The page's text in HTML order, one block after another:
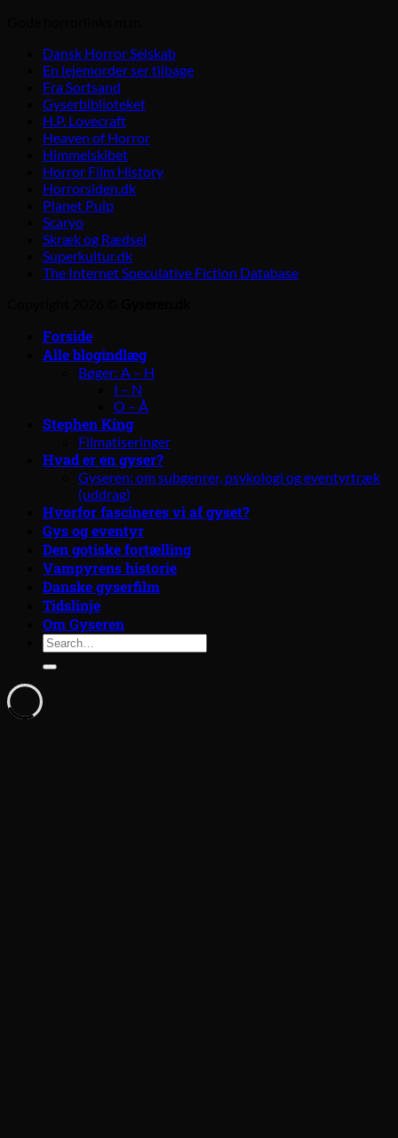
Dansk Horror Selskab
En lejemorder ser tilbage
Fra Sortsand
Gyserbiblioteket
H.P. Lovecraft
Heaven of Horror
Himmelskibet
Horror Film History
Horrorsiden.dk
Planet Pulp
Scaryo
Skræk og Rædsel
Superkultur.dk
The Internet Speculative Fiction Database
Forside
Alle blogindlæg
Bøger: A – H
I – N
O – Å
Stephen King
Filmatiseringer
Hvad er en gyser?
Gyseren: om subgenrer, psykologi og eventyrtræk
(uddrag)
Hvorfor fascineres vi af gyset?
Gys og eventyr
Den gotiske fortælling
Vampyrens historie
Danske gyserfilm
Tidslinje
Om Gyseren